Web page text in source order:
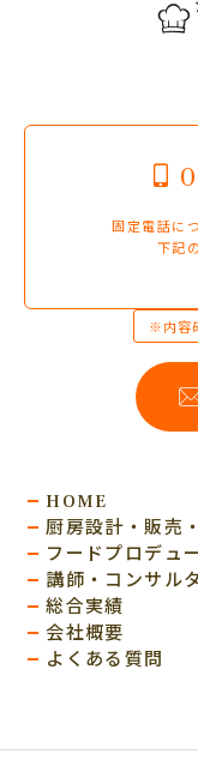
固定電話に
下記
※内容
HOME
厨房設計・販売
フードプロデュ
講師・コンサル
総合実績
会社概要
よくある質問